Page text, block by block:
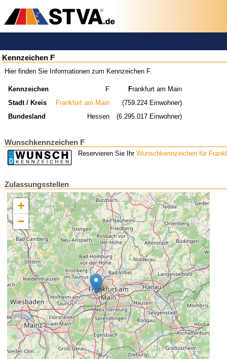
Kennzeichen F
Hier finden Sie Informationen zum Kennzeichen F.
Kennzeichen F Frankfurt am Main
Stadt / Kreis
Frankfurt am Main
(759.224 Einwohner)
Bundesland
Hessen (6.295.017 Einwohner)
Wunschkennzeichen F
Reservieren Sie Ihr Wunschkennzeichen für
Zulassungsstellen
+
−